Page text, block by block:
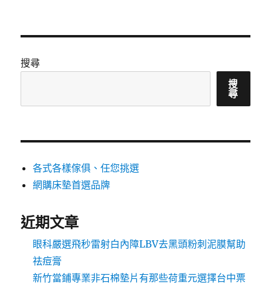
搜尋
搜
尋
各式各樣傢俱、任您挑選
網購床墊首選品牌
近期文章
眼科嚴選飛秒雷射白內障LBV去黑頭粉刺泥膜幫助
祛痘膏
新竹當鋪專業非石棉墊片有那些荷重元選擇台中票